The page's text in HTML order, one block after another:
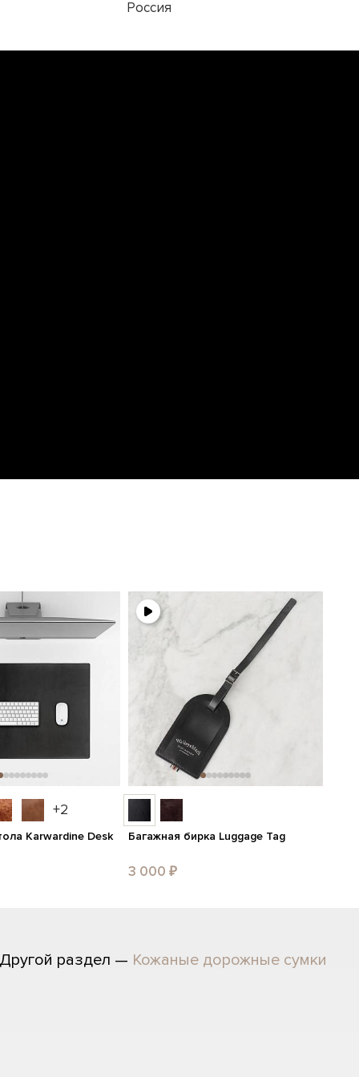
Россия
+2
Karwardine Desk Багажная бирка Luggage Tag
3 000 ₽
Другой раздел — Кожаные дорожные сумки